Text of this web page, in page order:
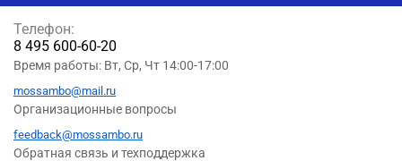
Телефон:
8 495 600-60-20
Время работы: Вт, Ср, Чт 14:00-17:00
mossambo@mail.ru
Организационные вопросы
feedback@mossambo.ru
Обратная связь и техподдержка